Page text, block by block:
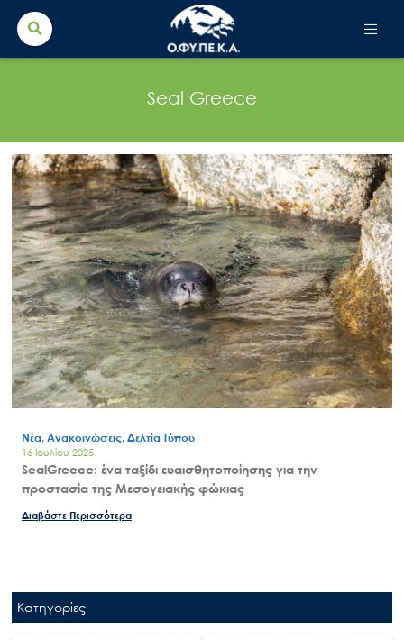
Search
for:
Seal Greece
Νέα, Ανακοινώσεις, Δελτία Τύπου
16 Ιουλίου 2025
SealGreece: ένα ταξίδι ευαισθητοποίησης για την
προστασία της Μεσογειακής φώκιας
Διαβάστε Περισσότερα
Κατηγορίες